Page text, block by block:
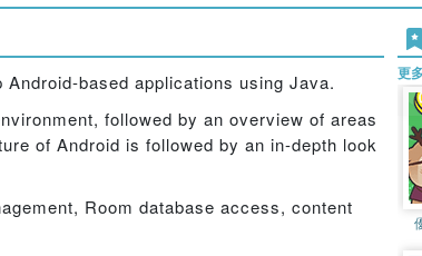
based applications using Java.
followed by an overview of areas
of Android is followed by an in-depth look
Room database access, content
更多